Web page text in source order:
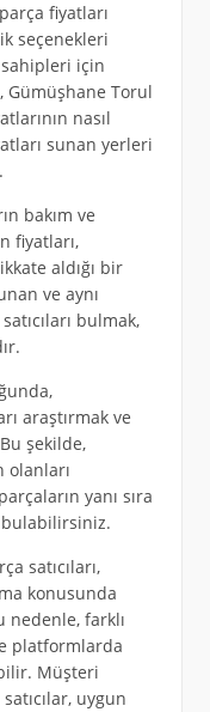
fiyatları
seçenekleri
için
Torul
nasıl
sunan yerleri
bakım ve
fiyatları,
aldığı bir
ve aynı
bulmak,
araştırmak ve
şekilde,
olanları
yanı sıra
satıcıları,
konusunda
nedenle, farklı
platformlarda
Müşteri
uygun